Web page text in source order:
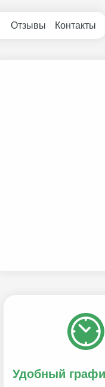
Контакты
Отзывы
Удобный